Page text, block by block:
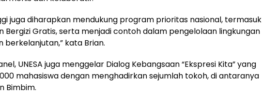
juga diharapkan mendukung program prioritas nasional, termasuk
Bergizi Gratis, serta menjadi contoh dalam pengelolaan lingkungan
berkelanjutan,” kata Brian.
UNESA juga menggelar Dialog Kebangsaan “Ekspresi Kita” yang
mahasiswa dengan menghadirkan sejumlah tokoh, di antaranya
Bimbim.